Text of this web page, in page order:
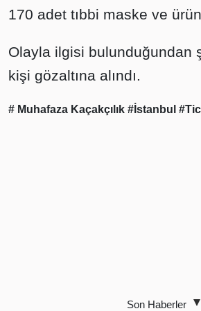
170 adet tıbbi maske ve
Olayla ilgisi bulunduğundan
kişi gözaltına alındı.
# Muhafaza Kaçakçılık #İstanbul
Son Haberler